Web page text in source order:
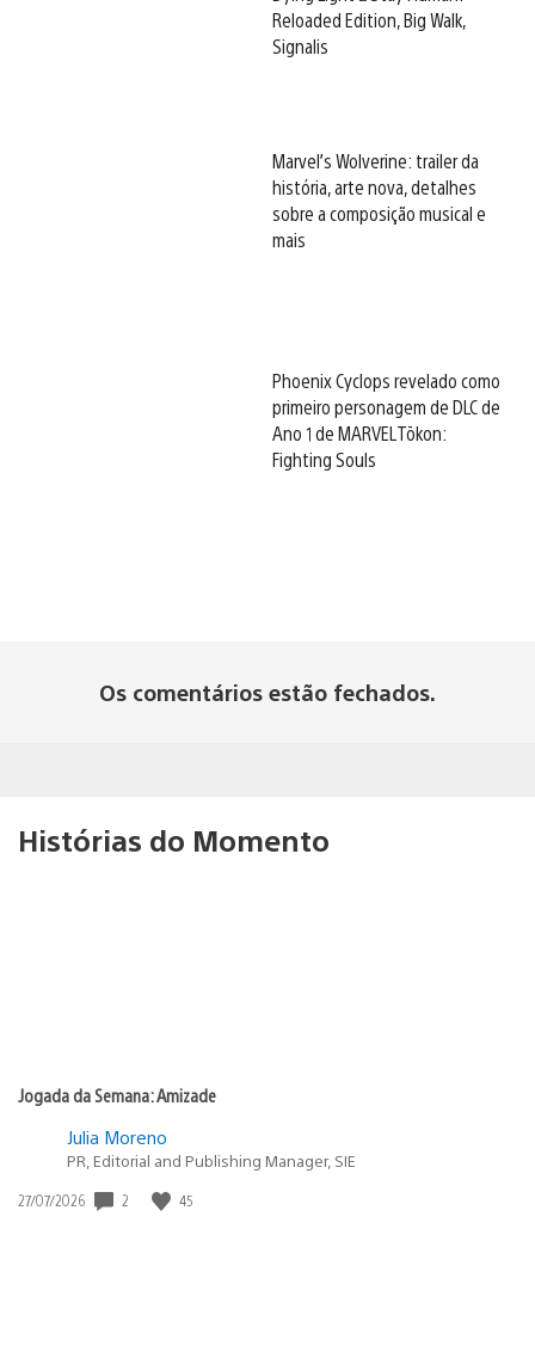
Reloaded Edition, Big Walk,
Signalis
Marvel’s Wolverine: trailer da
história, arte nova, detalhes
sobre a composição musical e
mais
Phoenix Cyclops revelado como
primeiro personagem de DLC de
Ano 1 de MARVEL Tōkon:
Fighting Souls
Os comentários estão fechados.
Histórias do Momento
Jogada da Semana: Amizade
Julia Moreno
PR, Editorial and Publishing Manager, SIE
Data
27/07/2026 2 45